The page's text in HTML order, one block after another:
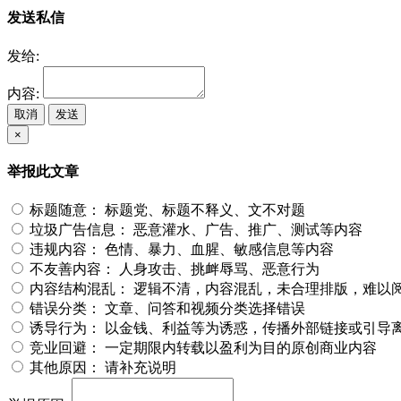
发送私信
发给:
内容:
取消
发送
×
举报此文章
标题随意： 标题党、标题不释义、文不对题
垃圾广告信息： 恶意灌水、广告、推广、测试等内容
违规内容： 色情、暴力、血腥、敏感信息等内容
不友善内容：
人身攻击、挑衅辱骂、恶意行为
内容结构混乱： 逻辑不清，内容混乱，未合理排版，难以
错误分类： 文章、问答和视频分类选择错误
诱导行为：
以金钱、利益等为诱惑，传播外部链接或引导
竞业回避： 一定期限内转载以盈利为目的原创商业内容
其他原因： 请补充说明